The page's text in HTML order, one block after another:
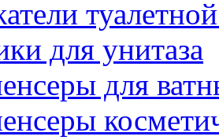
для унитаза
для